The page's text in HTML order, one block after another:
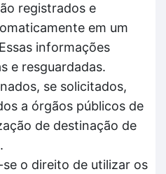
registrados e
em um
informações
e resguardadas.
se solicitados,
a órgãos públicos de
de destinação de
se o direito de utilizar os